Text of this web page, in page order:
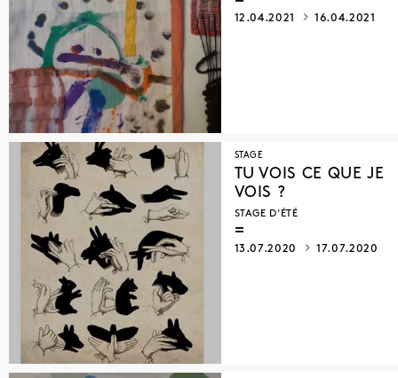
12.04.2021 16.04.2021
STAGE
TU VOIS CE QUE JE
VOIS ?
STAGE D’ÉTÉ
13.07.2020 17.07.2020